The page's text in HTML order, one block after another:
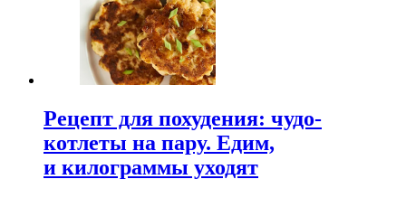
Рецепт для похудения: чудо-
котлеты на пару. Едим,
и килограммы уходят